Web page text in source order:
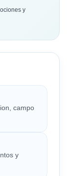
y
campo
y